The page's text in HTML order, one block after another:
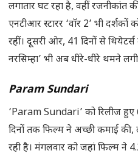
लगातार घट रहा है, वहीं
एनटीआर स्टारर ‘वॉर 2’ भी
रहीं। दूसरी ओर, 41 दिनों से
नरसिम्हा’ भी अब धीरे-धीरे थमने
Param Sundari
‘Param Sundari’ को रिलीज
दिनों तक फिल्म ने अच्छी कमाई
रही है। मंगलवार को जहां फिल्म ने